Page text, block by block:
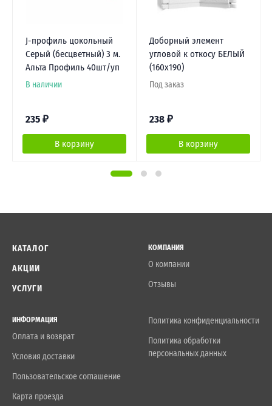
J-профиль цокольный
Серый (бесцветный) 3 м.
Альта Профиль 40шт/уп
В наличии
235 ₽
В корзину
Доборный элемент
угловой к откосу БЕЛЫЙ
(160х190)
Под заказ
238 ₽
В корзину
КАТАЛОГ
АКЦИИ
УСЛУГИ
КОМПАНИЯ
О компании
Отзывы
ИНФОРМАЦИЯ
Оплата и возврат
Условия доставки
Пользовательское соглашение
Карта проезда
Политика конфиденциальности
Политика обработки
персональных данных